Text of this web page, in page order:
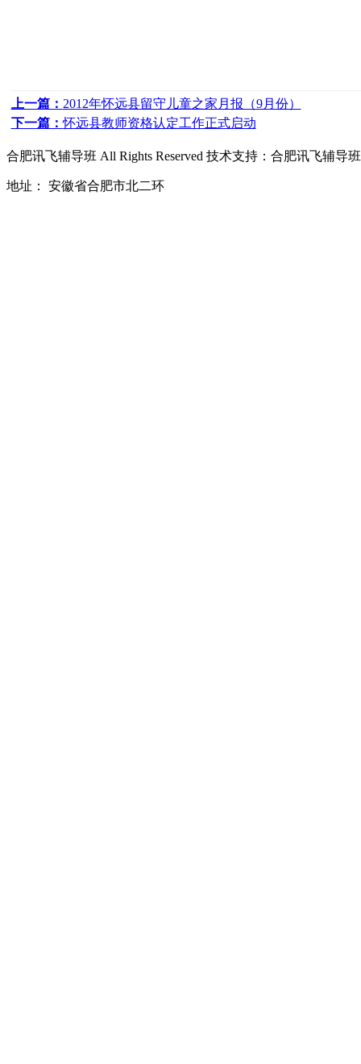
上一篇： 2012年怀远县留守儿童之家月报（9月份）
下一篇：怀远县教师资格认定工作正式启动
合肥讯飞辅导班 All Rights Reserved 技术支持： 合肥讯飞辅导班
地址： 安徽省合肥市北二环